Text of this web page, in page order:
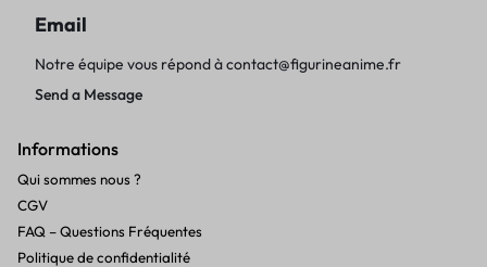
Email
Notre équipe vous répond àcontact@figurineanime.fr
Send a Message
Informations
Qui sommes nous ?
CGV
FAQ – Questions Fréquentes
Politique de confidentialité